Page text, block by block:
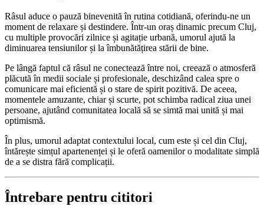
Râsul aduce o pauză binevenită în rutina cotidiană, oferindu-ne un
moment de relaxare și destindere. Într-un oraș dinamic precum Cluj,
cu multiple provocări zilnice și agitație urbană, umorul ajută la
diminuarea tensiunilor și la îmbunătățirea stării de bine.
Pe lângă faptul că râsul ne conectează între noi, creează o atmosferă
plăcută în medii sociale și profesionale, deschizând calea spre o
comunicare mai eficientă și o stare de spirit pozitivă. De aceea,
momentele amuzante, chiar și scurte, pot schimba radical ziua unei
persoane, ajutând comunitatea locală să se simtă mai unită și mai
optimismă.
În plus, umorul adaptat contextului local, cum este și cel din Cluj,
întărește simțul apartenenței și le oferă oamenilor o modalitate simplă
de a se distra fără complicații.
Întrebare pentru cititori